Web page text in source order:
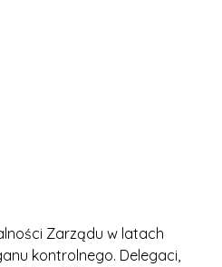
Zarządu w latach
kontrolnego. Delegaci,